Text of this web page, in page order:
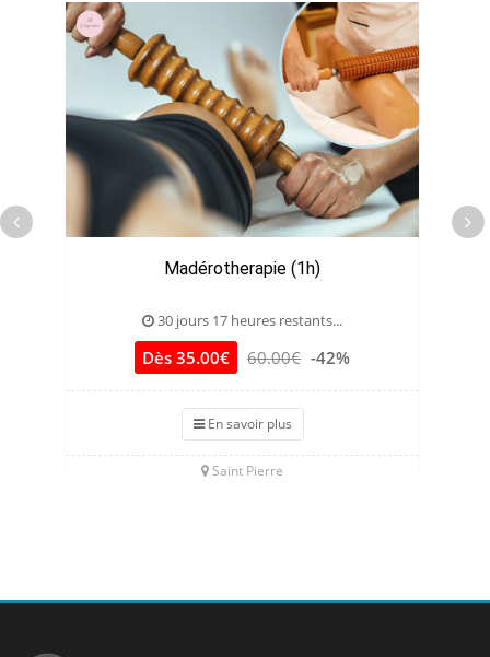
Madérotherapie (1h)
30 jours 17 heures restants...
Dès 35.00€ 60.00€ -42%
En savoir plus
Saint Pierre